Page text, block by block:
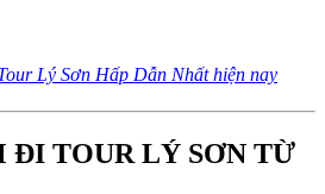
Lý Sơn Hấp Dẫn Nhất hiện nay
TOUR LÝ SƠN TỪ